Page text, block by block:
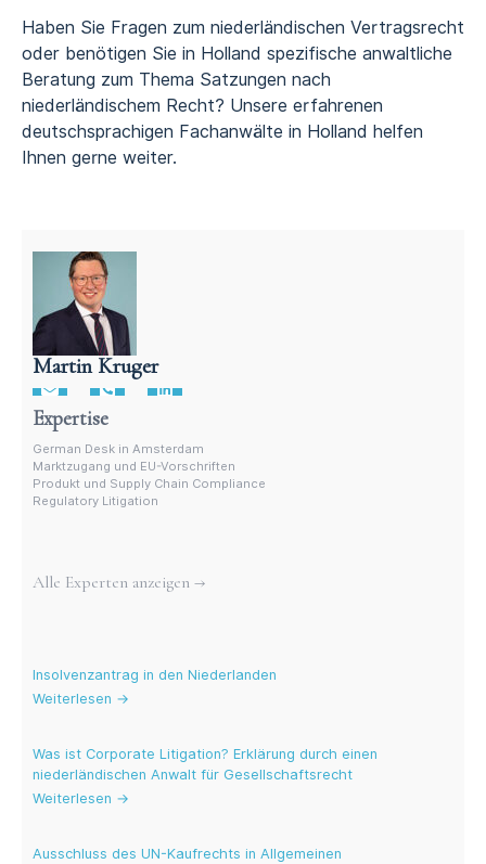
Haben Sie Fragen zum niederländischen Vertragsrecht
oder benötigen Sie in Holland spezifische anwaltliche
Beratung zum Thema Satzungen nach
niederländischem Recht? Unsere erfahrenen
deutschsprachigen Fachanwälte in Holland helfen
Ihnen gerne weiter.
Martin Kruger
Deutschsprachiger Anwalt in den Niederlanden
Expertise
German Desk in Amsterdam
Marktzugang und EU-Vorschriften
Produkt und Supply Chain Compliance
Regulatory Litigation
Weitere Experten
Alle Experten anzeigen →
Aktuelle Blogs
Insolvenzantrag in den Niederlanden
Weiterlesen →
Was ist Corporate Litigation? Erklärung durch einen
niederländischen Anwalt für Gesellschaftsrecht
Weiterlesen →
Ausschluss des UN-Kaufrechts in Allgemeinen